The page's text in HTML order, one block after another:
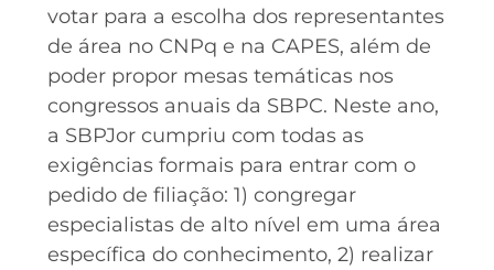
votar para a escolha dos representantes
de área no CNPq e na CAPES, além de
poder propor mesas temáticas nos
congressos anuais da SBPC. Neste ano,
a SBPJor cumpriu com todas as
exigências formais para entrar com o
pedido de filiação: 1) congregar
especialistas de alto nível em uma área
específica do conhecimento, 2) realizar